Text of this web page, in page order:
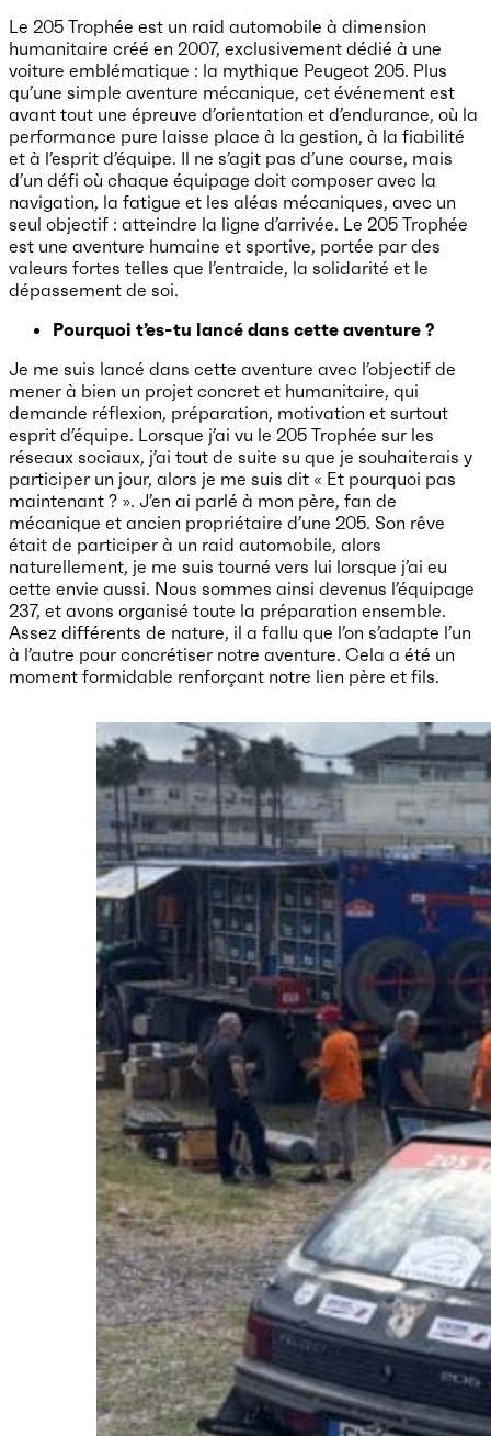
Le 205 Trophée est un raid automobile à dimension
humanitaire créé en 2007, exclusivement dédié à une
voiture emblématique : la mythique Peugeot 205. Plus
qu’une simple aventure mécanique, cet événement est
avant tout une épreuve d’orientation et d’endurance, où la
performance pure laisse place à la gestion, à la fiabilité
et à l’esprit d’équipe. Il ne s’agit pas d’une course, mais
d’un défi où chaque équipage doit composer avec la
navigation, la fatigue et les aléas mécaniques, avec un
seul objectif : atteindre la ligne d’arrivée. Le 205 Trophée
est une aventure humaine et sportive, portée par des
valeurs fortes telles que l’entraide, la solidarité et le
dépassement de soi.
Pourquoi t’es-tu lancé dans cette aventure ?
Je me suis lancé dans cette aventure avec l’objectif de
mener à bien un projet concret et humanitaire, qui
demande réflexion, préparation, motivation et surtout
esprit d’équipe. Lorsque j’ai vu le 205 Trophée sur les
réseaux sociaux, j’ai tout de suite su que je souhaiterais y
participer un jour, alors je me suis dit « Et pourquoi pas
maintenant ? ». J’en ai parlé à mon père, fan de
mécanique et ancien propriétaire d’une 205. Son rêve
était de participer à un raid automobile, alors
naturellement, je me suis tourné vers lui lorsque j’ai eu
cette envie aussi. Nous sommes ainsi devenus l’équipage
237, et avons organisé toute la préparation ensemble.
Assez différents de nature, il a fallu que l’on s’adapte l’un
à l’autre pour concrétiser notre aventure. Cela a été un
moment formidable renforçant notre lien père et fils.